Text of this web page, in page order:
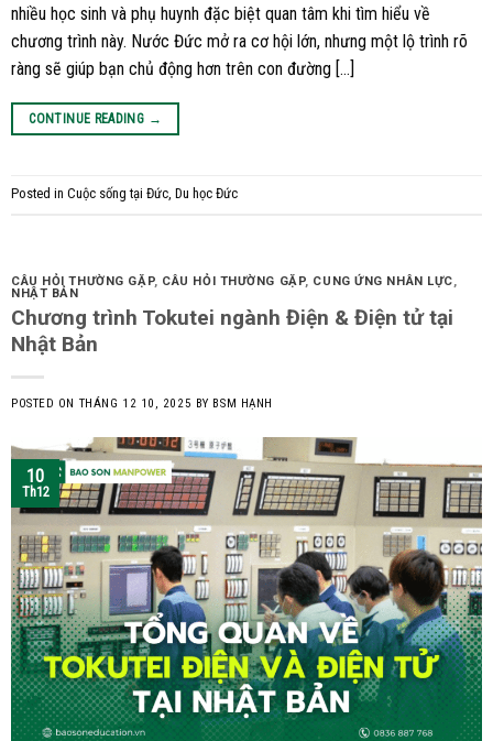
nhiều học sinh và phụ huynh đặc biệt quan tâm khi tìm hiểu về
chương trình này. Nước Đức mở ra cơ hội lớn, nhưng một lộ trình rõ
ràng sẽ giúp bạn chủ động hơn trên con đường […]
CONTINUE READING →
Posted in Cuộc sống tại Đức Du học Đức
CÂU HỎI THƯỜNG GẶP, CÂU HỎI THƯỜNG GẶP, CUNG ỨNG NHÂN LỰC,
NHẬT BẢN
Chương trình Tokutei ngành Điện & Điện tử tại
Nhật Bản
POSTED ON THÁNG 12 10, 2025 BY BSM HẠNH
10
Th12